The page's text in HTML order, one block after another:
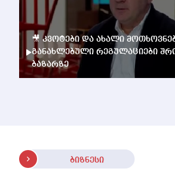
🎥 კვოტები და ახალი
განახლებული რეგულაციები
ბაზარზე
ბიზნესი